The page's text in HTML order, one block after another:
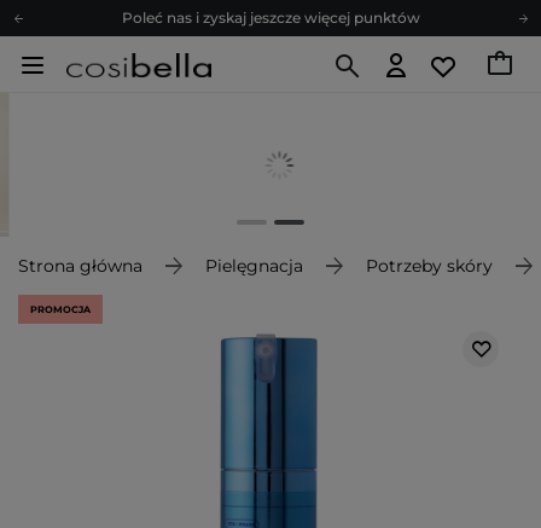
Poleć nas i zyskaj jeszcze więcej punktów
Zapisz się na newsletter pełen porad
Poleć nas i zyskaj jeszcze więcej punktów
Strona główna Pielęgnacja Potrzeby skóry
PROMOCJA